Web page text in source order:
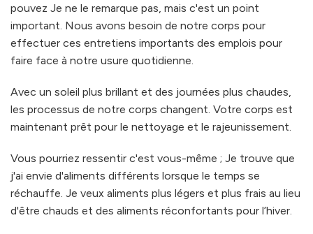
pouvez Je ne le remarque pas, mais c'est un point
important. Nous avons besoin de notre corps pour
effectuer ces entretiens importants des emplois pour
faire face à notre usure quotidienne.
Avec un soleil plus brillant et des journées plus chaudes,
les processus de notre corps changent. Votre corps est
maintenant prêt pour le nettoyage et le rajeunissement.
Vous pourriez ressentir c'est vous-même ; Je trouve que
j'ai envie d'aliments différents lorsque le temps se
réchauffe. Je veux aliments plus légers et plus frais au lieu
d'être chauds et des aliments réconfortants pour l’hiver.